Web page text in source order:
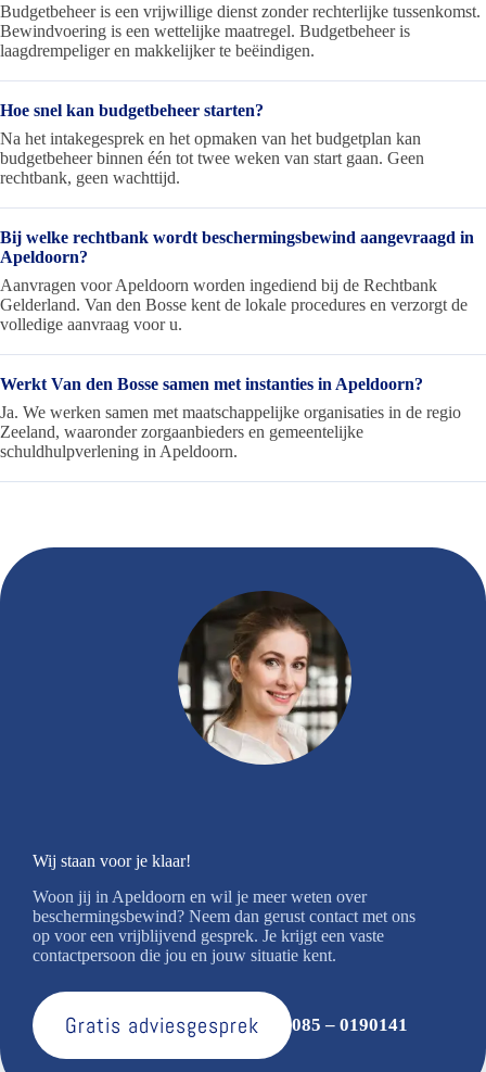
Budgetbeheer is een vrijwillige dienst zonder rechterlijke tussenkomst.
Bewindvoering is een wettelijke maatregel. Budgetbeheer is
laagdrempeliger en makkelijker te beëindigen.
Hoe snel kan budgetbeheer starten?
Na het intakegesprek en het opmaken van het budgetplan kan
budgetbeheer binnen één tot twee weken van start gaan. Geen
rechtbank, geen wachttijd.
Bij welke rechtbank wordt beschermingsbewind aangevraagd in
Apeldoorn?
Aanvragen voor Apeldoorn worden ingediend bij de Rechtbank
Gelderland. Van den Bosse kent de lokale procedures en verzorgt de
volledige aanvraag voor u.
Werkt Van den Bosse samen met instanties in Apeldoorn?
Ja. We werken samen met maatschappelijke organisaties in de regio
Zeeland, waaronder zorgaanbieders en gemeentelijke
schuldhulpverlening in Apeldoorn.
Wij staan voor je klaar!
Woon jij in Apeldoorn en wil je meer weten over
beschermingsbewind? Neem dan gerust contact met ons
op voor een vrijblijvend gesprek. Je krijgt een vaste
contactpersoon die jou en jouw situatie kent.
Gratis adviesgesprek 085 – 0190141
Over ons